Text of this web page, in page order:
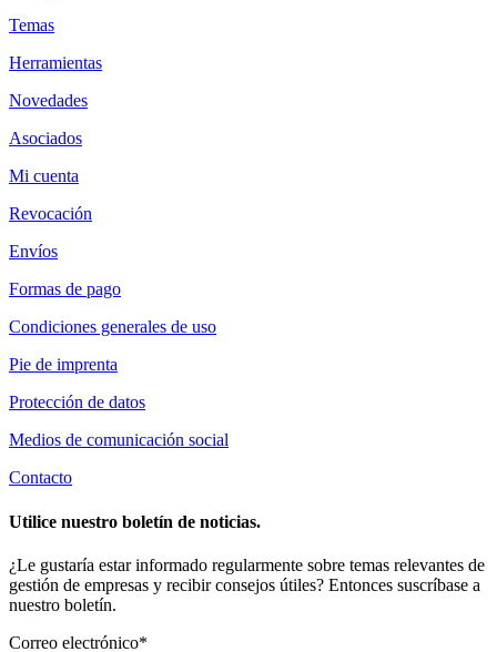
Temas
Herramientas
Novedades
Asociados
Mi cuenta
Revocación
Envíos
Formas de pago
Condiciones generales de uso
Pie de imprenta
Protección de datos
Medios de comunicación social
Contacto
Utilice nuestro boletín de noticias.
¿Le gustaría estar informado regularmente sobre temas relevantes de
gestión de empresas y recibir consejos útiles? Entonces suscríbase a
nuestro boletín.
Correo electrónico*